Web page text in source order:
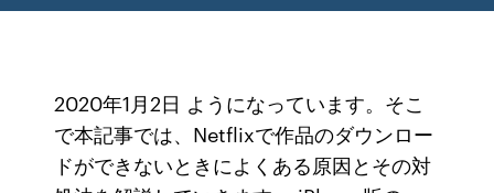
2020年1月2日 ようになっています。そこ
で本記事では、Netflixで作品のダウンロー
ドができないときによくある原因とその対